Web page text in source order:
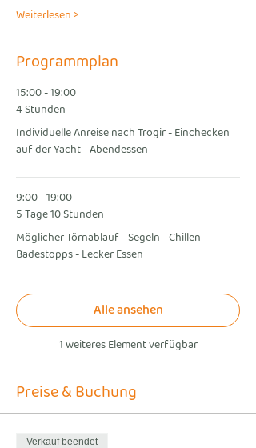
Weiterlesen >
Programmplan
15:00 - 19:00
4 Stunden
Individuelle Anreise nach Trogir - Einchecken
auf der Yacht - Abendessen
9:00 - 19:00
5 Tage 10 Stunden
Möglicher Törnablauf - Segeln - Chillen -
Badestopps - Lecker Essen
1 weiteres Element verfügbar
Alle ansehen
Preise & Buchung
Verkauf beendet